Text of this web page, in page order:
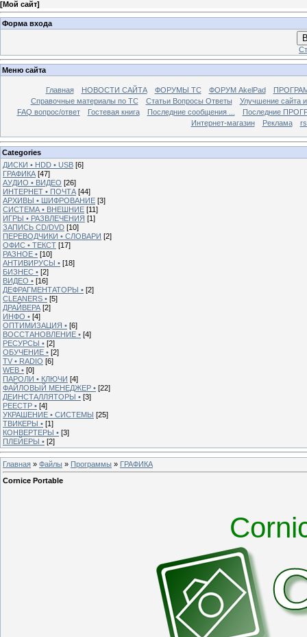
[Мой сайт]
Форма входа
Меню сайта
Главная НОВОСТИ САЙТА ФОРУМЫ TC ФОРУМ AkelPad
Справочные материалы по TС
Статьи Вопросы Ответы
Улучшение сайта
FAQ вопрос/ответ
Гостевая книга Последние сообщения ...
Последние
Интернет-магазин
Реклама
Categories
ДИСКИ • HDD • USB [6]
ГРАФИКА [47]
АУДИО • ВИДЕО [26]
ИНТЕРНЕТ • ПОЧТА [44]
АРХИВЫ • ШИФРОВАНИЕ [3]
СИСТЕМА • ВНЕШНИЕ [11]
ИГРЫ • РАЗВЛЕЧЕНИЯ [1]
ЗАПИСЬ CD/DVD [10]
ПЕРЕВОДЧИКИ • СЛОВАРИ [2]
ОФИС • ТЕКСТ [17]
РАЗНОЕ • [10]
АНТИВИРУСЫ • [18]
БИЗНЕС • [2]
ВИДЕО • [16]
ДЕФРАГМЕНТАТОРЫ • [2]
CLEANERS • [5]
ДРАЙВЕРА [2]
ИНФО • [4]
ОПТИМИЗАЦИЯ • [6]
ВОССТАНОВЛЕНИЕ • [4]
РЕСУРСЫ • [2]
ОБУЧЕНИЕ • [2]
TV • RADIO [6]
WEB • [0]
ПАРОЛИ • КЛЮЧИ [4]
ФАЙЛОВЫЙ МЕНЕДЖЕР • [22]
ДЕИНСТАЛЛЯТОРЫ • [3]
РЕЕСТР • [4]
УКРАШЕНИЕ • СИСТЕМЫ [25]
ТВИКЕРЫ • [1]
КОНВЕРТЕРЫ • [3]
ПЛЕЙЕРЫ • [2]
Главная » Файлы » Программы » ГРАФИКА
Cornice Portable